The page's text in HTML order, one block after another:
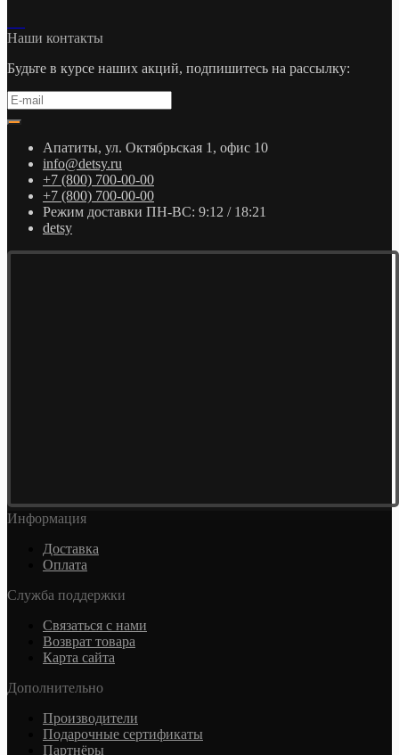
Наши контакты
Будьте в курсе наших акций, подпишитесь на рассылку:
Апатиты, ул. Октябрьская 1, офис 10
info@detsy.ru
+7 (800) 700-00-00
+7 (800) 700-00-00
Режим доставки ПН-ВС: 9:12 / 18:21
detsy
Информация
Доставка
Оплата
Служба поддержки
Связаться с нами
Возврат товара
Карта сайта
Дополнительно
Производители
Подарочные сертификаты
Партнёры